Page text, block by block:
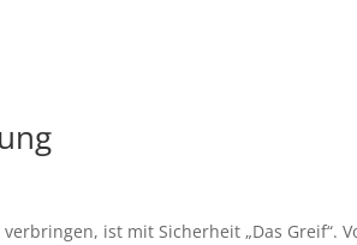
ist mit Sicherheit „Das Greif“.